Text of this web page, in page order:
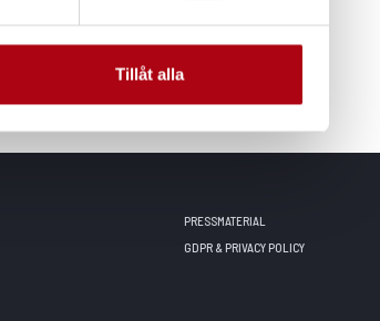
Tillåt alla
PRESSMATERIAL
GDPR & PRIVACY POLICY